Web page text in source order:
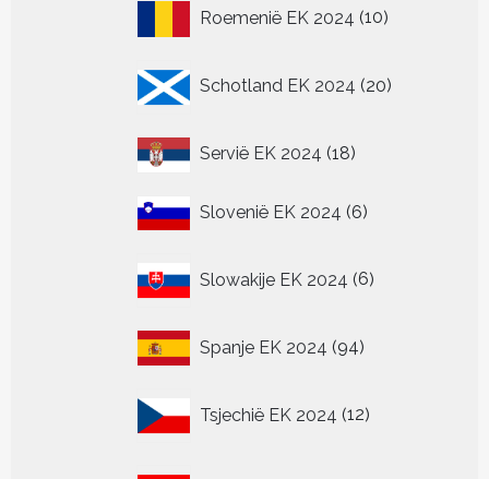
Roemenië EK 2024 1010
Schotland EK 2024 20
producten
Servië EK 2024 1818
Slovenië EK 2024 66
Slowakije EK 2024 6
producten
Spanje EK 2024 9494
Tsjechië EK 2024 12
producten